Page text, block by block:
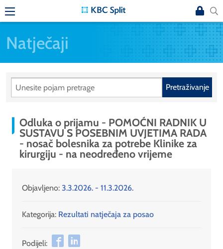
Natječaji
Pretraživanje
Odluka o prijamu - POMOĆNI RADNIK U
SUSTAVU S POSEBNIM UVJETIMA RADA
- nosač bolesnika za potrebe Klinike za
kirurgiju - na neodređeno vrijeme
Objavljeno: 3.3.2026. - 11.3.2026.
Kategorija: Rezultati natječaja za posao
Podijeli: